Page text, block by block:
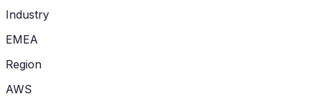
Industry
EMEA
Region
AWS